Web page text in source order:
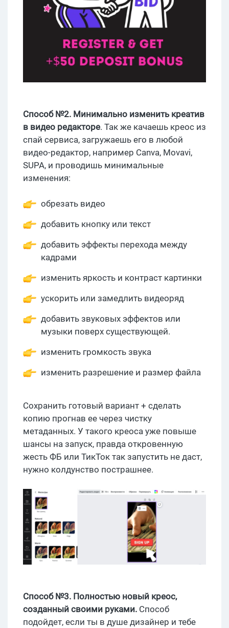
Способ №2. Минимально изменить креатив
в видео редакторе. Так же качаешь креос из
спай сервиса, загружаешь его в любой
видео-редактор, например Canva, Movavi,
SUPA, и проводишь минимальные
изменения:
обрезать видео
добавить кнопку или текст
добавить эффекты перехода между
кадрами
изменить яркость и контраст картинки
ускорить или замедлить видеоряд
добавить звуковых эффектов или
музыки поверх существующей.
изменить громкость звука
изменить разрешение и размер файла
Сохранить готовый вариант + сделать
копию прогнав ее через чистку
метаданных. У такого креоса уже повыше
шансы на запуск, правда откровенную
жесть ФБ или ТикТок так запустить не даст,
нужно колдунство пострашнее.
Способ №3. Полностью новый креос,
созданный своими руками. Способ
подойдет, если ты в душе дизайнер и тебе